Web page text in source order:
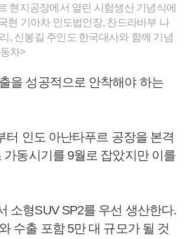
현지공장에서 열린 시험생산 기념식에
현 기아차 인도법인장, 찬드라바부 나
, 신봉길 주인도 한국대사와 함께 기념
차>
을 성공적으로 안착해야 하는
터 인도 아난타푸르 공장을 본격
가동시기를 9월로 잡았지만 이를
소형SUV SP2를 우선 생산한다.
수출 포함 5만 대 규모가 될 것